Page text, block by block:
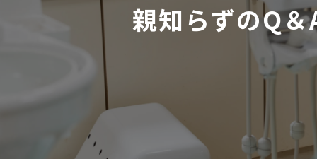
親知らずのQ＆